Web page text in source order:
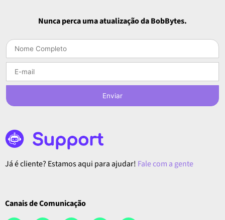
Nunca perca uma atualização da BobBytes.
Enviar
Já é cliente? Estamos aqui para ajudar! Fale com a gente
Canais de Comunicação